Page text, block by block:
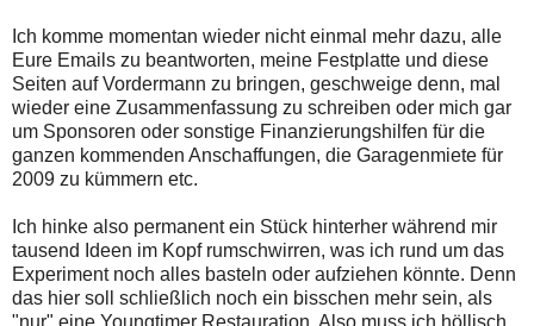
Ich komme momentan wieder nicht einmal mehr dazu, alle
Eure Emails zu beantworten, meine Festplatte und diese
Seiten auf Vordermann zu bringen, geschweige denn, mal
wieder eine Zusammenfassung zu schreiben oder mich gar
um Sponsoren oder sonstige Finanzierungshilfen für die
ganzen kommenden Anschaffungen, die Garagenmiete für
2009 zu kümmern etc.
Ich hinke also permanent ein Stück hinterher während mir
tausend Ideen im Kopf rumschwirren, was ich rund um das
Experiment noch alles basteln oder aufziehen könnte. Denn
das hier soll schließlich noch ein bisschen mehr sein, als
"nur" eine Youngtimer Restauration. Also muss ich höllisch